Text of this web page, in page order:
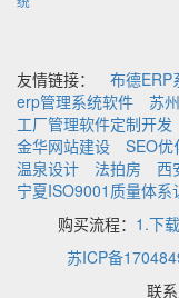
友情链接： 布德ERP
erp管理系统软件
苏
工厂管理软件定制开发
金华网站建设
SEO优
温泉设计
法拍房
西
宁夏ISO9001质量体系
购买流程： 1.下
苏ICP备
联